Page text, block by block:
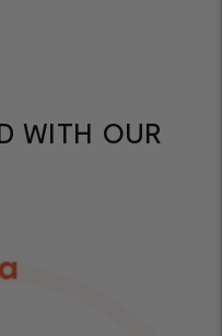
WITH OUR